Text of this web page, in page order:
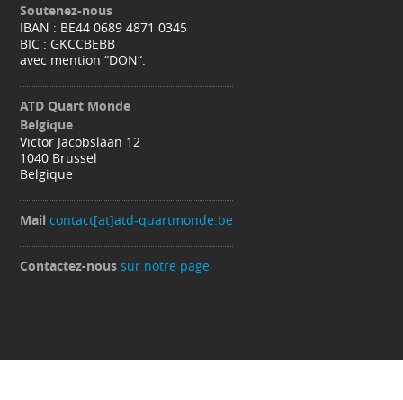
Soutenez-nous
IBAN : BE44 0689 4871 0345
BIC : GKCCBEBB
avec mention “DON“.
ATD Quart Monde
Belgique
Victor Jacobslaan 12
1040 Brussel
Belgique
Mailcontact[at]atd-quartmonde.be
Contactez-nous sur notre page